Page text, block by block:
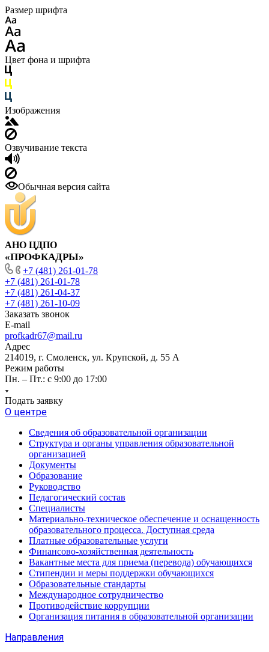
Размер шрифта
Цвет фона и шрифта
Изображения
Озвучивание текста
Обычная версия сайта
АНО ЦДПО
«ПРОФКАДРЫ»
+7 (481) 261-01-78
+7 (481) 261-01-78
+7 (481) 261-04-37
+7 (481) 261-10-09
Заказать звонок
E-mail
profkadr67@mail.ru
Адрес
214019, г. Смоленск, ул. Крупской, д. 55 А
Режим работы
Пн. – Пт.: с 9:00 до 17:00
Подать заявку
О центре
Сведения об образовательной организации
Структура и органы управления образовательной
организацией
Документы
Образование
Руководство
Педагогический состав
Специалисты
Материально-техническое обеспечение и оснащенность
образовательного процесса. Доступная среда
Платные образовательные услуги
Финансово-хозяйственная деятельность
Вакантные места для приема (перевода) обучающихся
Стипендии и меры поддержки обучающихся
Образовательные стандарты
Международное сотрудничество
Противодействие коррупции
Организация питания в образовательной организации
Направления